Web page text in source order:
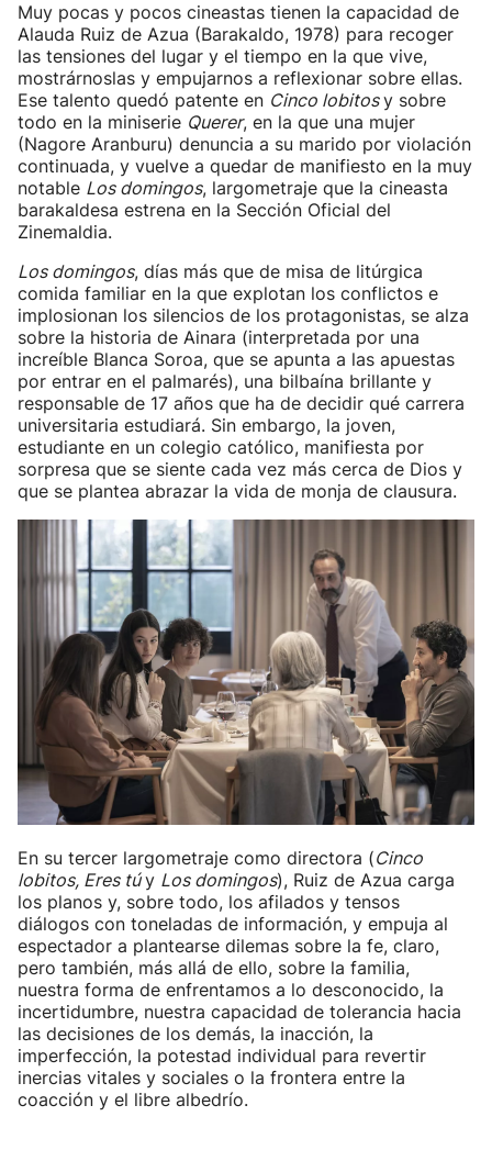
Muy pocas y pocos cineastas tienen la capacidad de
Alauda Ruiz de Azua (Barakaldo, 1978) para recoger
las tensiones del lugar y el tiempo en la que vive,
mostrárnoslas y empujarnos a reflexionar sobre ellas.
Ese talento quedó patente en Cinco lobitosy sobre
todo en la miniserie Querer, en la que una mujer
(Nagore Aranburu) denuncia a su marido por violación
continuada, y vuelve a quedar de manifiesto en la muy
notable Los domingos, largometraje que la cineasta
barakaldesa estrena en la Sección Oficial del
Zinemaldia.
Los domingos, días más que de misa de litúrgica
comida familiar en la que explotan los conflictos e
implosionan los silencios de los protagonistas, se alza
sobre la historia de Ainara (interpretada por una
increíble Blanca Soroa, que se apunta a las apuestas
por entrar en el palmarés), una bilbaína brillante y
responsable de 17 años que ha de decidir qué carrera
universitaria estudiará. Sin embargo, la joven,
estudiante en un colegio católico, manifiesta por
sorpresa que se siente cada vez más cerca de Dios y
que se plantea abrazar la vida de monja de clausura.
En su tercer largometraje como directora (Cinco
lobitos, Eres túy Los domingos), Ruiz de Azua carga
los planos y, sobre todo, los afilados y tensos
diálogos con toneladas de información, y empuja al
espectador a plantearse dilemas sobre la fe, claro,
pero también, más allá de ello, sobre la familia,
nuestra forma de enfrentamos a lo desconocido, la
incertidumbre, nuestra capacidad de tolerancia hacia
las decisiones de los demás, la inacción, la
imperfección, la potestad individual para revertir
inercias vitales y sociales o la frontera entre la
coacción y el libre albedrío.